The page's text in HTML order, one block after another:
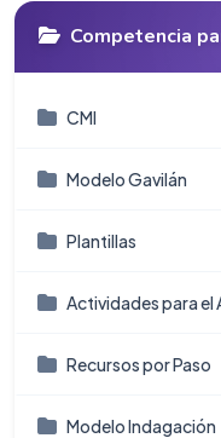
Competencia
CMI
Modelo Gavilán
Plantillas
Actividades para el
Recursos por Paso
Modelo Indagación